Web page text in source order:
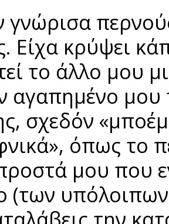
γνώρισα
Είχα κρύψει
το άλλο μου
αγαπημένο μου
σχεδόν
όπως το
μου που
(των